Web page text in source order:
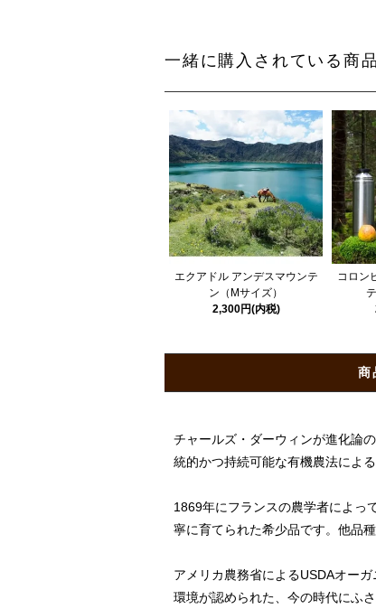
一緒に購入されている商品
エクアドル アンデスマウンテ
ン（Mサイズ）
2,300円(内税)
コロン
商
チャールズ・ダーウィンが進化論
統的かつ持続可能な有機農法による
1869年にフランスの農学者によっ
寧に育てられた希少品です。他品
アメリカ農務省によるUSDAオー
環境が認められた、今の時代にふ